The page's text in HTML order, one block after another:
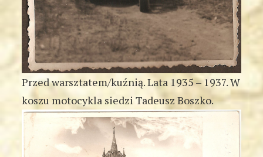
Przed warsztatem/kuźnią. Lata 1935 – 1937. W
koszu motocykla siedzi Tadeusz Boszko.